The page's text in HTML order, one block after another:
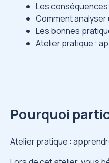
Les conséquences
Comment
Les bonnes
Atelier pratique :
Pourquoi
Atelier pratique :